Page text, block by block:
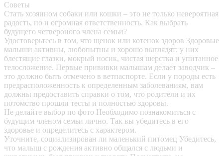
Советы
Стать хозяином собаки или кошки – это не только невероятная
радость, но и огромная ответственность. Как выбрать
будущего четвероного члена семьи?
Удостоверьтесь в том, что щенок или котенок здоров Здоровые
малыши активны, любопытны и хорошо выглядят: у них
блестящие глазки, мокрый носик, чистая шерстка и упитанное
телосложение. Первые прививки малышам делает заводчик –
это должно быть отмечено в ветпаспорте. Если у породы есть
предрасположенность к определенным заболеваниям, вам
должны предоставить справки о том, что родители и их
потомство прошли тесты и полностью здоровы.
Не делайте выбор по фото Необходимо познакомиться с
будущим членом семьи лично. Так вы убедитесь в его
здоровье и определитесь с характером.
Уточните, социализирован ли маленький питомец Убедитесь,
что малыш с рождения активно общался с людьми и